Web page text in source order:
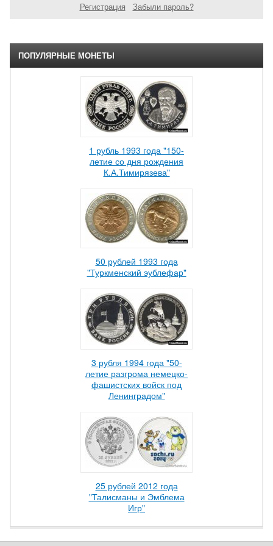
Регистрация Забыли пароль?
ПОПУЛЯРНЫЕ МОНЕТЫ
1 рубль 1993 года "150-
летие со дня рождения
К.А.Тимирязева"
50 рублей 1993 года
"Туркменский эублефар"
3 рубля 1994 года "50-
летие разгрома немецко-
фашистских войск под
Ленинградом"
25 рублей 2012 года
"Талисманы и Эмблема
Игр"